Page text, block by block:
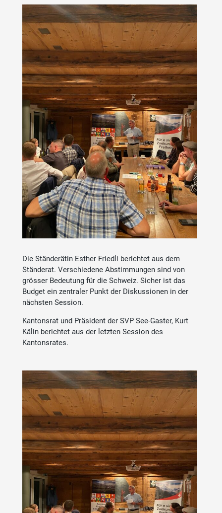
Die Ständerätin Esther Friedli berichtet aus dem
Ständerat. Verschiedene Abstimmungen sind von
grösser Bedeutung für die Schweiz. Sicher ist das
Budget ein zentraler Punkt der Diskussionen in der
nächsten Session.
Kantonsrat und Präsident der SVP See-Gaster, Kurt
Kälin berichtet aus der letzten Session des
Kantonsrates.